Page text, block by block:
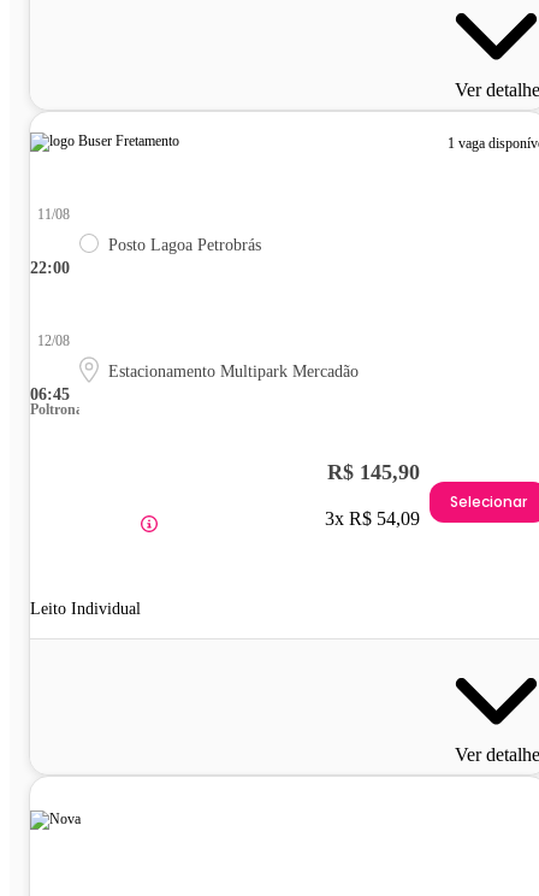
Ver
1 vaga
22:00
11/08
Posto Lagoa Petrobrás
06:45
12/08
Estacionamento Multipark Mercadão
Poltrona
Leito Individual
R$ 145,90
3x R$ 54,09
Selecionar
Ver